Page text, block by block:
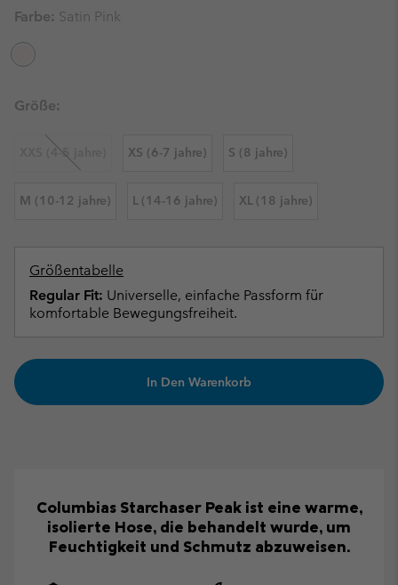
Farbe: Satin Pink
Größe:
XXS (4-5 jahre) XS (6-7 jahre) S (8 jahre)
M (10-12 jahre) L (14-16 jahre) XL (18 jahre)
Größentabelle
Regular Fit: Universelle, einfache Passform für
komfortable Bewegungsfreiheit.
In Den Warenkorb
Columbias Starchaser Peak ist eine warme,
isolierte Hose, die behandelt wurde, um
Feuchtigkeit und Schmutz abzuweisen.